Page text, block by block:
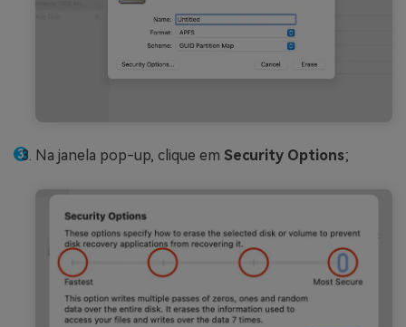
Na janela pop-up, clique em Security Options;